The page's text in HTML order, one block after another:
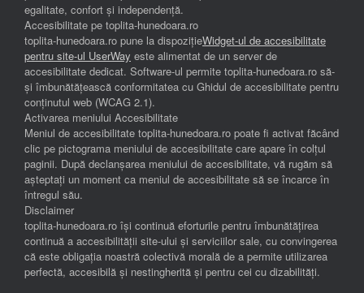
egalitate, confort și independenţă.
Accesibilitate pe toplita-hunedoara.ro
toplita-hunedoara.ro pune la dispozițieWidget-ul de accesibilitate
pentru site-ul UserWay este alimentat de un server de
accesibilitate dedicat. Software-ul permite toplita-hunedoara.ro să-
și îmbunătățească conformitatea cu Ghidul de accesibilitate pentru
conținutul web (WCAG 2.1).
Activarea meniului Accesibilitate
Meniul de accesibilitate toplita-hunedoara.ro poate fi activat făcând
clic pe pictograma meniului de accesibilitate care apare în colțul
paginii. După declanșarea meniului de accesibilitate, vă rugăm să
așteptați un moment ca meniul de accesibilitate să se încarce în
întregul său.
Disclaimer
toplita-hunedoara.ro își continuă eforturile pentru îmbunătățirea
continuă a accesibilității site-ului și serviciilor sale, cu convingerea
că este obligația noastră colectivă morală de a permite utilizarea
perfectă, accesibilă și nestingherită și pentru cei cu dizabilități.